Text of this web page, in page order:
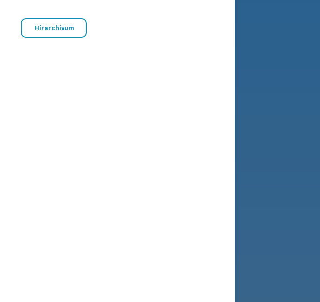
Hírarchívum